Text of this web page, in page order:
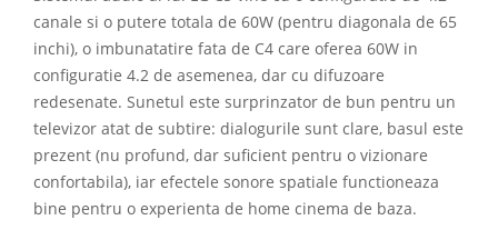
canale si o putere totala de 60W (pentru diagonala de 65
inchi), o imbunatatire fata de C4 care oferea 60W in
configuratie 4.2 de asemenea, dar cu difuzoare
redesenate. Sunetul este surprinzator de bun pentru un
televizor atat de subtire: dialogurile sunt clare, basul este
prezent (nu profund, dar suficient pentru o vizionare
confortabila), iar efectele sonore spatiale functioneaza
bine pentru o experienta de home cinema de baza.